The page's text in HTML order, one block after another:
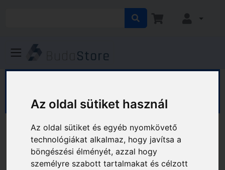
Az oldal sütiket használ
Az oldal sütiket és egyéb nyomkövető
technológiákat alkalmaz, hogy javítsa a
böngészési élményét, azzal hogy
személyre szabott tartalmakat és célzott
Biztonságtechnikai eszközök
Biztonságtechnikai
eszközök